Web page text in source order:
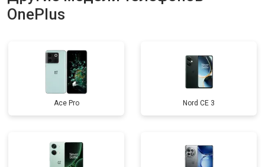
OnePlus
Ace Pro Nord CE 3